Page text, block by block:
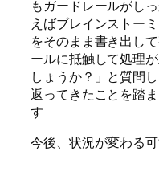
もガードレールがし
えばブレインストー
をそのまま書き出し
ールに抵触して処理
しょうか？」と質問
返ってきたことを踏
す
今後、状況が変わる